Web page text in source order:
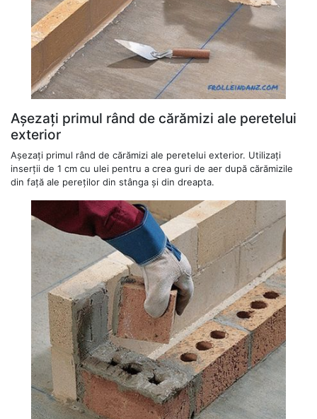
Așezați primul rând de cărămizi ale peretelui
exterior
Așezați primul rând de cărămizi ale peretelui exterior. Utilizați
inserții de 1 cm cu ulei pentru a crea guri de aer după cărămizile
din față ale pereților din stânga și din dreapta.